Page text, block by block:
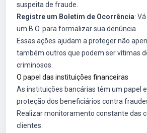
suspeita de fraude.
Registre um Boletim de Ocorrência:
um B.O. para formalizar sua denúncia.
Essas ações ajudam a proteger não
também outros que podem ser vítimas
criminosos.
O papel das instituições financeiras
As instituições bancárias têm um papel
proteção dos beneficiários contra
Realizar monitoramento constante das
clientes.